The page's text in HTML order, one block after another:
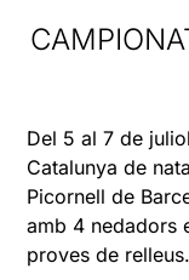
Del 5 al 7 de
Catalunya de
Picornell de
amb 4 nedadors
proves de relleus.